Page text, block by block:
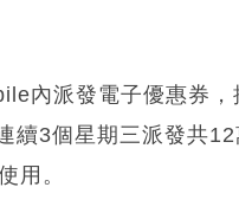
內派發電子優惠券，
3個星期三派發共12
用。